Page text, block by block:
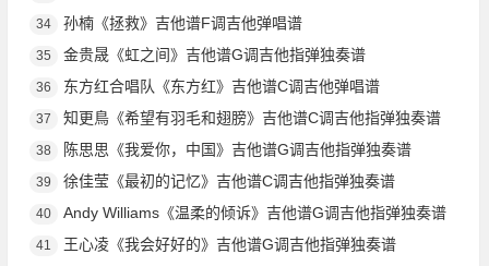
34 孙楠《拯救》吉他谱F调吉他弹唱谱
35 金贵晟《虹之间》吉他谱G调吉他指弹独奏谱
36 东方红合唱队《东方红》吉他谱C调吉他弹唱谱
37 知更鳥《希望有羽毛和翅膀》吉他谱C调吉他指弹独奏谱
38 陈思思《我爱你，中国》吉他谱G调吉他指弹独奏谱
39 徐佳莹《最初的记忆》吉他谱C调吉他指弹独奏谱
40 Andy Williams《温柔的倾诉》吉他谱G调吉他指弹独奏谱
41 王心凌《我会好好的》吉他谱G调吉他指弹独奏谱